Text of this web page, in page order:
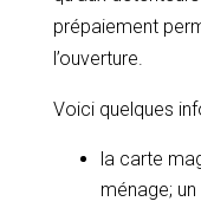
prépaiement
l’ouverture.
Voici quelques
la carte
ménage;